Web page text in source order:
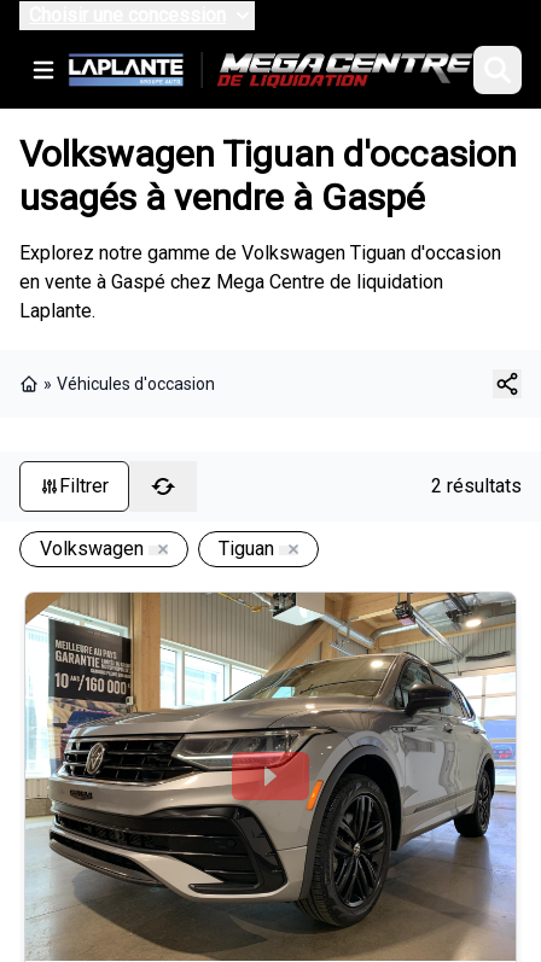
Volkswagen Tiguan d'occasion
usagés à vendre à Gaspé
Explorez notre gamme de Volkswagen Tiguan d'occasion
en vente à Gaspé chez Mega Centre de liquidation
Laplante.
» Véhicules d'occasion
Filtrer 2 résultats
Volkswagen Tiguan